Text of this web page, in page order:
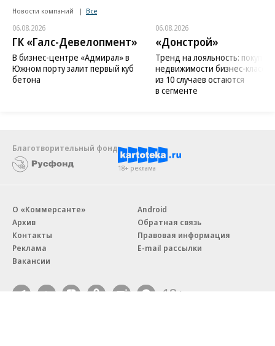
Новости компаний Все
06.08.2026
ГК «Галс-Девелопмент»
В бизнес-центре «Адмирал» в
Южном порту залит первый куб
бетона
06.08.2026
«Донстрой»
Тренд на лояльность:
недвижимости бизнес-класса
из 10 случаев остаются
в сегменте
Благотворительный фонд
18+ реклама
О «Коммерсанте»
Архив
Контакты
Реклама
Вакансии
Android
Обратная связь
Правовая информация
E-mail рассылки
18+